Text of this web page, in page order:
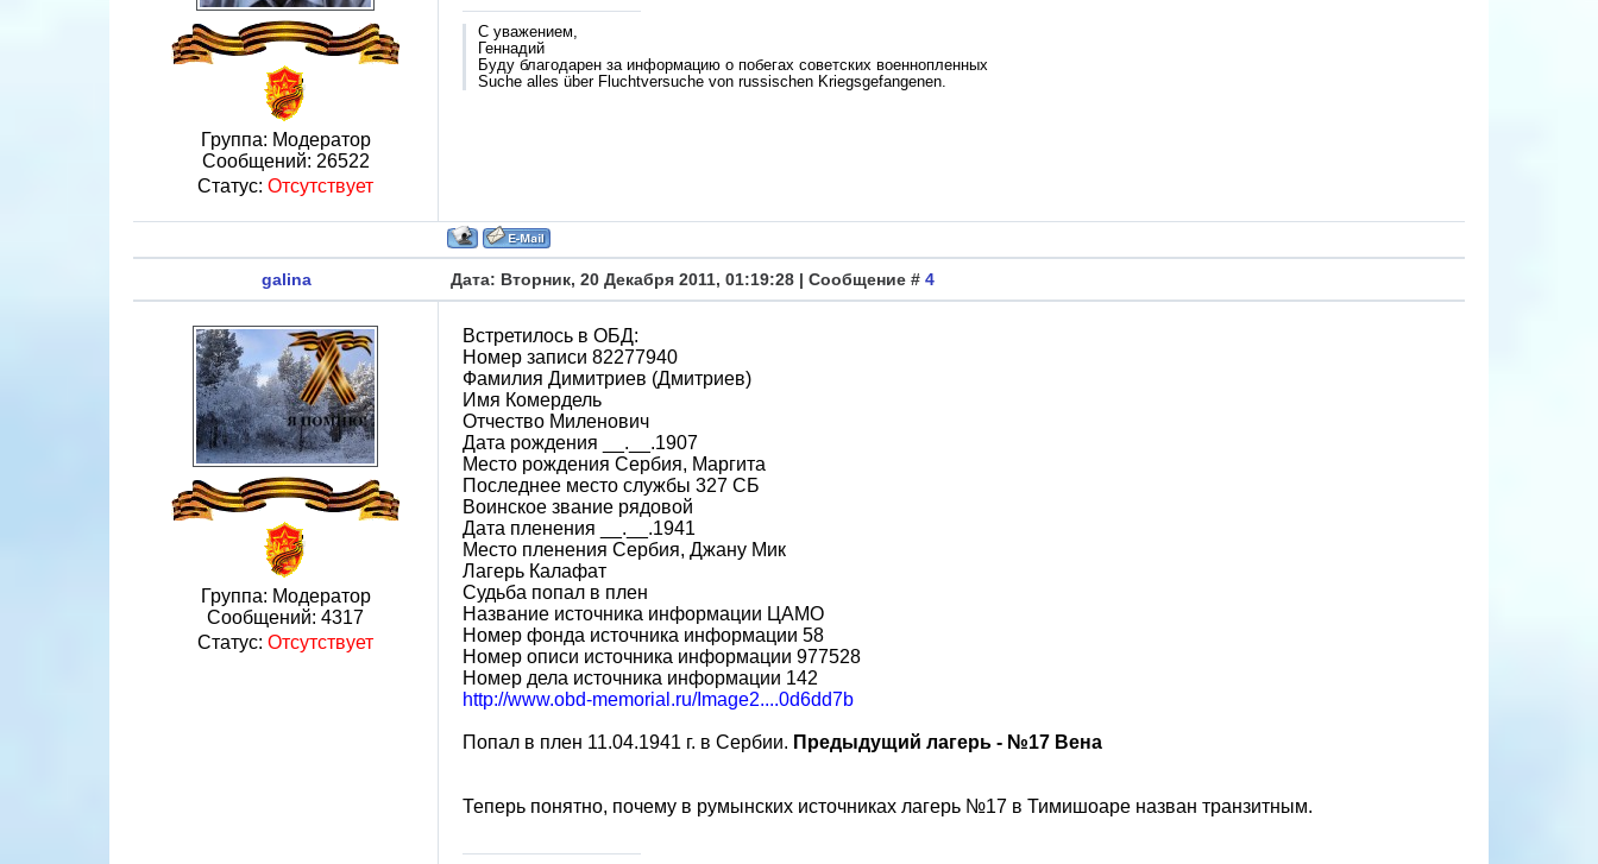
Группа: Модератор
Сообщений: 26522
Статус: Отсутствует
С уважением,
Геннадий
Буду благодарен за информацию о побегах советских военнопленных
Suche alles über Fluchtversuche von russischen Kriegsgefangenen.
galina Дата: Вторник, 20 Декабря 2011, 01:19:28 | Сообщение # 4
Группа: Модератор
Сообщений: 4317
Статус: Отсутствует
Встретилось в ОБД:
Номер записи 82277940
Фамилия Димитриев (Дмитриев)
Имя Комердель
Отчество Миленович
Дата рождения __.__.1907
Место рождения Сербия, Маргита
Последнее место службы 327 СБ
Воинское звание рядовой
Дата пленения __.__.1941
Место пленения Сербия, Джану Мик
Лагерь Калафат
Судьба попал в плен
Название источника информации ЦАМО
Номер фонда источника информации 58
Номер описи источника информации 977528
Номер дела источника информации 142
http://www.obd-memorial.ru/Image2....0d6dd7b
Попал в плен 11.04.1941 г. в Сербии. Предыдущий лагерь - №17 Вена
Теперь понятно, почему в румынских источниках лагерь №17 в Тимишоаре назван транзитным.